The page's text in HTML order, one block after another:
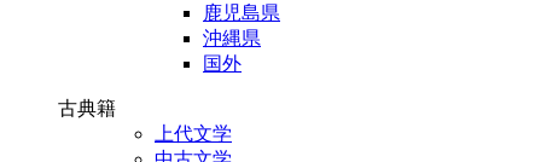
鹿児島県
沖縄県
国外
古典籍
上代文学